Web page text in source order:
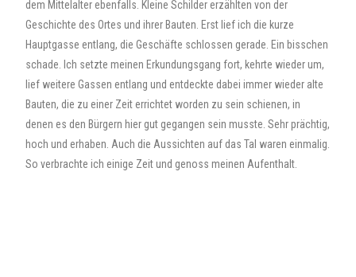
dem Mittelalter ebenfalls. Kleine Schilder erzählten von der
Geschichte des Ortes und ihrer Bauten. Erst lief ich die kurze
Hauptgasse entlang, die Geschäfte schlossen gerade. Ein bisschen
schade. Ich setzte meinen Erkundungsgang fort, kehrte wieder um,
lief weitere Gassen entlang und entdeckte dabei immer wieder alte
Bauten, die zu einer Zeit errichtet worden zu sein schienen, in
denen es den Bürgern hier gut gegangen sein musste. Sehr prächtig,
hoch und erhaben. Auch die Aussichten auf das Tal waren einmalig.
So verbrachte ich einige Zeit und genoss meinen Aufenthalt.